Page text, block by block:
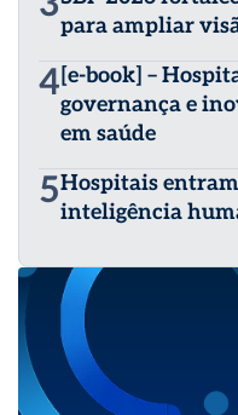
para ampliar
4[e-book] –
governança e
em saúde
5Hospitais
inteligência